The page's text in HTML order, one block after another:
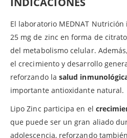
El laboratorio MEDNAT
25 mg de zinc en forma de
del metabolismo celular.
el crecimiento y desarrollo
reforzando la salud
importante antioxidante natural.
Lipo Zinc participa en el
que puede ser un gran aliado
adolescencia, reforzando